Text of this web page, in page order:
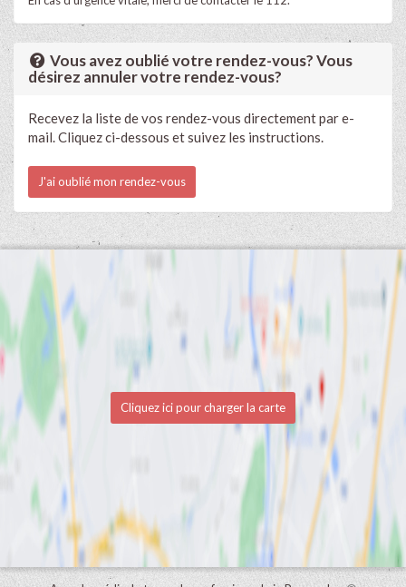
Vous avez oublié votre rendez-vous? Vous
désirez annuler votre rendez-vous?
Recevez la liste de vos rendez-vous directement par e-
mail. Cliquez ci-dessous et suivez les instructions.
J'ai oublié mon rendez-vous
Cliquez ici pour charger la carte